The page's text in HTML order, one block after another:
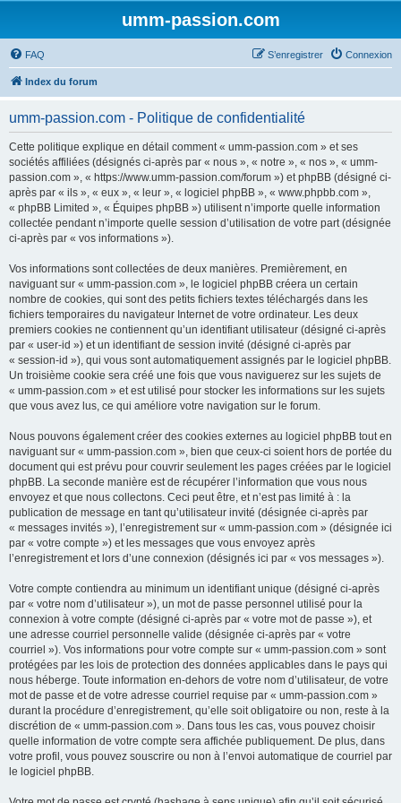
umm-passion.com
FAQ Connexion
S’enregistrer
Index du forum
umm-passion.com - Politique de confidentialité
Cette politique explique en détail comment « umm-passion.com » et ses
sociétés affiliées (désignés ci-après par « nous », « notre », « nos », « umm-
passion.com », « https://www.umm-passion.com/forum ») et phpBB (désigné ci-
après par « ils », « eux », « leur », « logiciel phpBB », « www.phpbb.com »,
« phpBB Limited », « Équipes phpBB ») utilisent n’importe quelle information
collectée pendant n’importe quelle session d’utilisation de votre part (désignée
ci-après par « vos informations »).
Vos informations sont collectées de deux manières. Premièrement, en
naviguant sur « umm-passion.com », le logiciel phpBB créera un certain
nombre de cookies, qui sont des petits fichiers textes téléchargés dans les
fichiers temporaires du navigateur Internet de votre ordinateur. Les deux
premiers cookies ne contiennent qu’un identifiant utilisateur (désigné ci-après
par « user-id ») et un identifiant de session invité (désigné ci-après par
« session-id »), qui vous sont automatiquement assignés par le logiciel phpBB.
Un troisième cookie sera créé une fois que vous naviguerez sur les sujets de
« umm-passion.com » et est utilisé pour stocker les informations sur les sujets
que vous avez lus, ce qui améliore votre navigation sur le forum.
Nous pouvons également créer des cookies externes au logiciel phpBB tout en
naviguant sur « umm-passion.com », bien que ceux-ci soient hors de portée du
document qui est prévu pour couvrir seulement les pages créées par le logiciel
phpBB. La seconde manière est de récupérer l’information que vous nous
envoyez et que nous collectons. Ceci peut être, et n’est pas limité à : la
publication de message en tant qu’utilisateur invité (désignée ci-après par
« messages invités »), l’enregistrement sur « umm-passion.com » (désignée ici
par « votre compte ») et les messages que vous envoyez après
l’enregistrement et lors d’une connexion (désignés ici par « vos messages »).
Votre compte contiendra au minimum un identifiant unique (désigné ci-après
par « votre nom d’utilisateur »), un mot de passe personnel utilisé pour la
connexion à votre compte (désigné ci-après par « votre mot de passe »), et
une adresse courriel personnelle valide (désignée ci-après par « votre
courriel »). Vos informations pour votre compte sur « umm-passion.com » sont
protégées par les lois de protection des données applicables dans le pays qui
nous héberge. Toute information en-dehors de votre nom d’utilisateur, de votre
mot de passe et de votre adresse courriel requise par « umm-passion.com »
durant la procédure d’enregistrement, qu’elle soit obligatoire ou non, reste à la
discrétion de « umm-passion.com ». Dans tous les cas, vous pouvez choisir
quelle information de votre compte sera affichée publiquement. De plus, dans
votre profil, vous pouvez souscrire ou non à l’envoi automatique de courriel par
le logiciel phpBB.